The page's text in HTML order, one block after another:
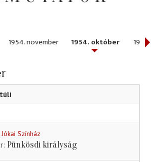
1954. november 1954. október 1954.
Színház
Pünkösdi királyság